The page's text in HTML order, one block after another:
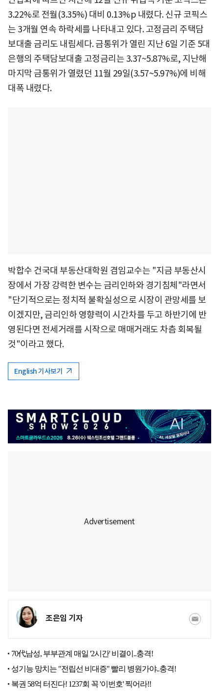
3.22%로 전월(3.35%) 대비 0.13%p 내렸다. 신규 코픽스
는 3개월 연속 하락세를 나타내고 있다. 고정금리 주택담
보대출 금리도 내림세다. 금통위가 열린 지난 6일 기준 5대
은행의 주택담보대출 고정금리는 3.37~5.87%로, 지난해
마지막 금통위가 열렸던 11월 29일(3.57~5.97%)에 비해
대폭 내렸다.
박합수 건국대 부동산대학원 겸임교수는 "지금 부동산시
장에서 가장 강력한 변수는 금리인하와 경기침체"라면서
"단기적으로는 정치적 불확실성으로 시장이 관망세를 보
이겠지만, 금리인하 영향력이 시간차를 두고 하반기에 반
영된다면 전세거래를 시작으로 매매거래도 차츰 회복될
것"이라고 했다.
English 기사보기
조은임 기자